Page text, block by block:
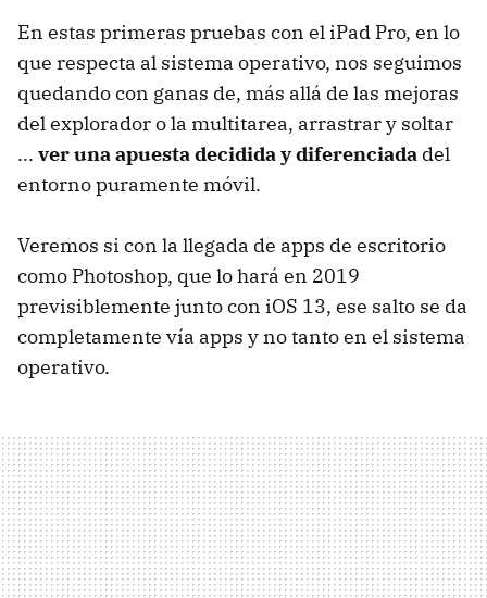
En estas primeras pruebas con el iPad Pro, en lo
que respecta al sistema operativo, nos seguimos
quedando con ganas de, más allá de las mejoras
del explorador o la multitarea, arrastrar y soltar
... ver una apuesta decidida y diferenciada del
entorno puramente móvil.
Veremos si con la llegada de apps de escritorio
como Photoshop, que lo hará en 2019
previsiblemente junto con iOS 13, ese salto se da
completamente vía apps y no tanto en el sistema
operativo.